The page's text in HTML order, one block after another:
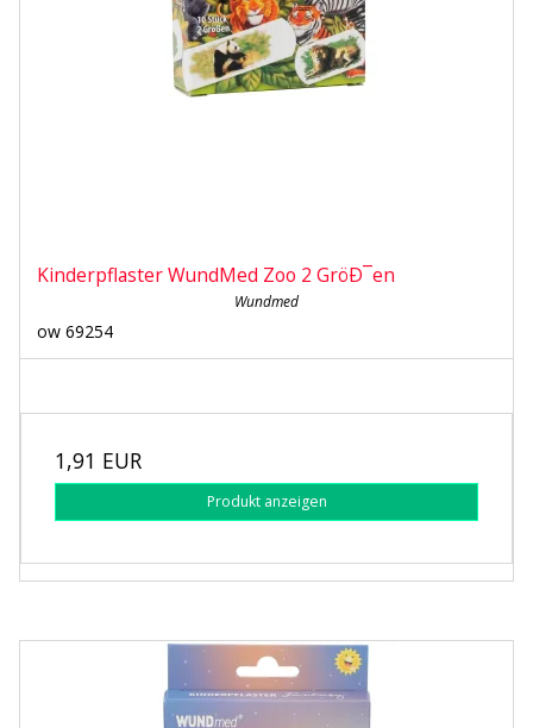
Kinderpflaster WundMed Zoo 2 GröÐ¯en
Wundmed
ow 69254
1,91 EUR
Produkt anzeigen